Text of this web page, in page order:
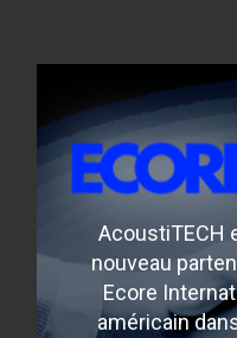
AcoustiTECH
nouveau
Ecore
américain